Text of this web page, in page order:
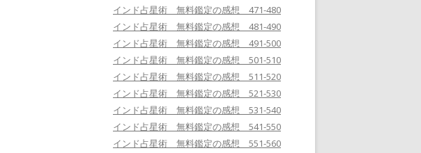
インド占星術 無料鑑定の感想 471-480
インド占星術 無料鑑定の感想 481-490
インド占星術 無料鑑定の感想 491-500
インド占星術 無料鑑定の感想 501-510
インド占星術 無料鑑定の感想 511-520
インド占星術 無料鑑定の感想 521-530
インド占星術 無料鑑定の感想 531-540
インド占星術 無料鑑定の感想 541-550
インド占星術 無料鑑定の感想 551-560